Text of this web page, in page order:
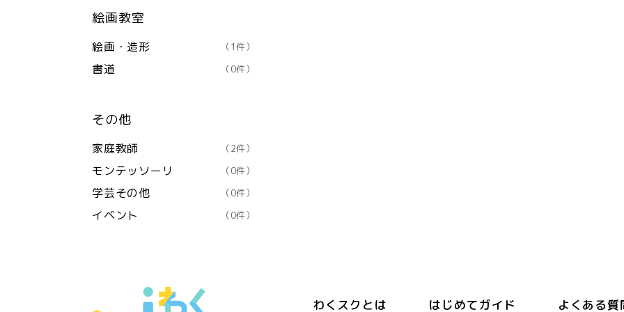
絵画教室
絵画・造形 （1件）
書道 （0件）
その他
家庭教師 （2件）
モンテッソーリ （0件）
学芸その他 （0件）
イベント （0件）
わくスクとは はじめてガイド よくある質